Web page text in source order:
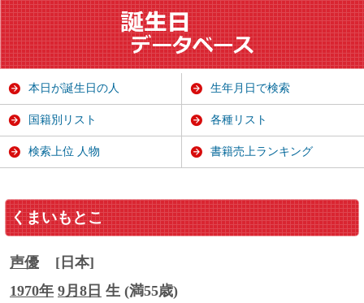
くまいもとこ
声優
[日本]
1970年 9月8日 生 (満55歳)
本日が誕生日の人 生年月日で検索
国籍別リスト 各種リスト
検索上位 人物 書籍売上ランキング